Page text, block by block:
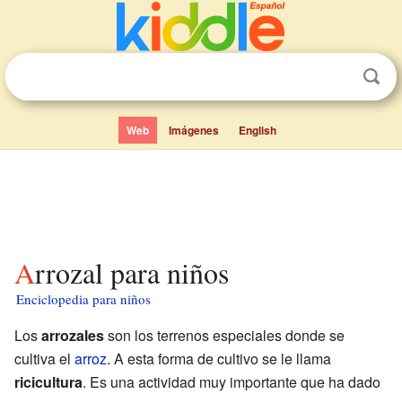
Web Imágenes English
Arrozal para niños
Enciclopedia para niños
Losarrozalesson los terrenos especiales donde se
cultiva el arroz. A esta forma de cultivo se le llama
ricicultura. Es una actividad muy importante que ha dado